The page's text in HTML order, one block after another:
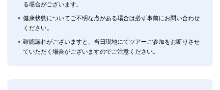
る場合がございます。
健康状態についてご不明な点がある場合は必ず事前にお問い合わせ
ください。
確認漏れがございますと、当日現地にてツアーご参加をお断りさせ
ていただく場合がございますのでご注意ください。